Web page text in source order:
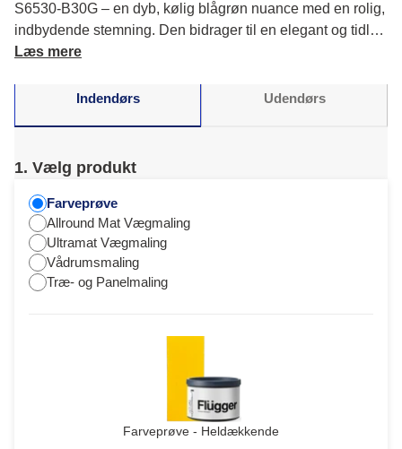
S6530-B30G – en dyb, kølig blågrøn nuance med en rolig,
indbydende stemning. Den bidrager til en elegant og tidløs
atmosfære, hvor du kan opleve en afbalanceret og
matchende farver.
Læs mere
Indendørs Udendørs
1. Vælg produkt
Farveprøve
Allround Mat Vægmaling
Ultramat Vægmaling
Vådrumsmaling
Træ- og Panelmaling
Farveprøve - Heldækkende